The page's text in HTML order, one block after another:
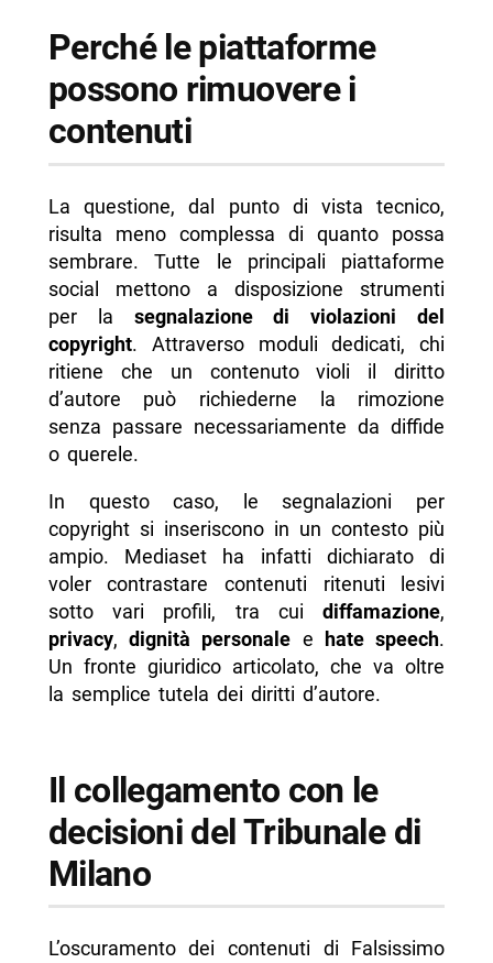
Perché le piattaforme
possono rimuovere i
contenuti
La questione, dal punto di vista tecnico,
risulta meno complessa di quanto possa
sembrare. Tutte le principali piattaforme
social mettono a disposizione strumenti
per la segnalazione di violazioni del
copyright. Attraverso moduli dedicati, chi
ritiene che un contenuto violi il diritto
d’autore può richiederne la rimozione
senza passare necessariamente da diffide
o querele.
In questo caso, le segnalazioni per
copyright si inseriscono in un contesto più
ampio. Mediaset ha infatti dichiarato di
voler contrastare contenuti ritenuti lesivi
sotto vari profili, tra cuidiffamazione,
privacy,dignità personale e hate speech.
Un fronte giuridico articolato, che va oltre
la semplice tutela dei diritti d’autore.
Il collegamento con le
decisioni del Tribunale di
Milano
L’oscuramento dei contenuti di Falsissimo